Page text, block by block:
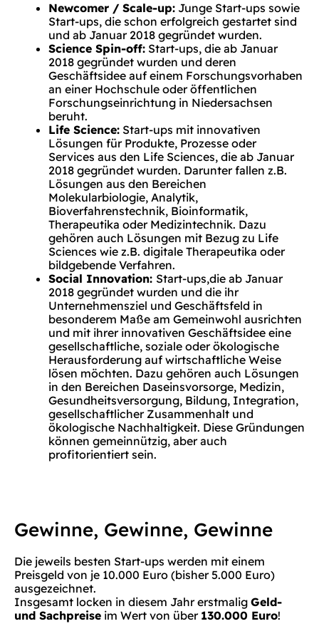
Newcomer / Scale-up: Junge Start-ups sowie
Start-ups, die schon erfolgreich gestartet sind
und ab Januar 2018 gegründet wurden.
Science Spin-off: Start-ups, die ab Januar
2018 gegründet wurden und deren
Geschäftsidee auf einem Forschungsvorhaben
an einer Hochschule oder öffentlichen
Forschungseinrichtung in Niedersachsen
beruht.
Life Science: Start-ups mit innovativen
Lösungen für Produkte, Prozesse oder
Services aus den Life Sciences, die ab Januar
2018 gegründet wurden. Darunter fallen z.B.
Lösungen aus den Bereichen
Molekularbiologie, Analytik,
Bioverfahrenstechnik, Bioinformatik,
Therapeutika oder Medizintechnik. Dazu
gehören auch Lösungen mit Bezug zu Life
Sciences wie z.B. digitale Therapeutika oder
bildgebende Verfahren.
Social Innovation: Start-ups,die ab Januar
2018 gegründet wurden und die ihr
Unternehmensziel und Geschäftsfeld in
besonderem Maße am Gemeinwohl ausrichten
und mit ihrer innovativen Geschäftsidee eine
gesellschaftliche, soziale oder ökologische
Herausforderung auf wirtschaftliche Weise
lösen möchten. Dazu gehören auch Lösungen
in den Bereichen Daseinsvorsorge, Medizin,
Gesundheitsversorgung, Bildung, Integration,
gesellschaftlicher Zusammenhalt und
ökologische Nachhaltigkeit. Diese Gründungen
können gemeinnützig, aber auch
profitorientiert sein.
Gewinne, Gewinne, Gewinne
Die jeweils besten Start-ups werden mit einem
Preisgeld von je 10.000 Euro (bisher 5.000 Euro)
ausgezeichnet.
Insgesamt locken in diesem Jahr erstmalig Geld-
und Sachpreise im Wert von über 130.000 Euro!